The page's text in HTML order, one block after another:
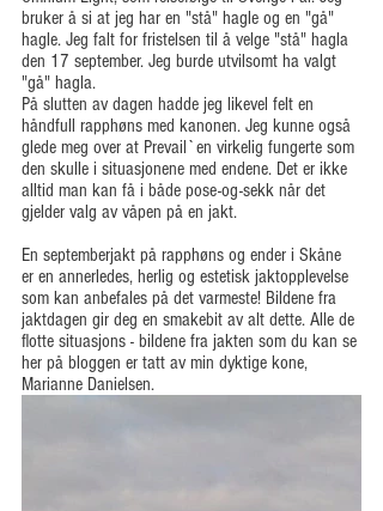
bruker å si at jeg har en "stå" hagle og en "gå"
hagle. Jeg falt for fristelsen til å velge "stå" hagla
den 17 september. Jeg burde utvilsomt ha valgt
"gå" hagla.
På slutten av dagen hadde jeg likevel felt en
håndfull rapphøns med kanonen. Jeg kunne også
glede meg over at Prevail`en virkelig fungerte som
den skulle i situasjonene med endene. Det er ikke
alltid man kan få i både pose-og-sekk når det
gjelder valg av våpen på en jakt.
En septemberjakt på rapphøns og ender i Skåne
er en annerledes, herlig og estetisk jaktopplevelse
som kan anbefales på det varmeste! Bildene fra
jaktdagen gir deg en smakebit av alt dette. Alle de
flotte situasjons - bildene fra jakten som du kan se
her på bloggen er tatt av min dyktige kone,
Marianne Danielsen.